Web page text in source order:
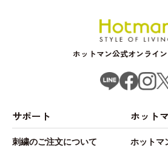
ホットマン公式オンライ
サポート
刺繍のご注文について
ホット
ホットマ